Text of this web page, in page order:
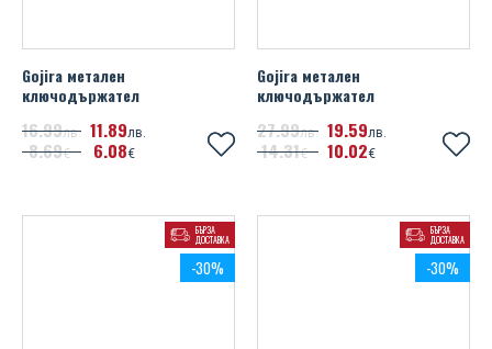
Gojira метален
ключодържател
1699лв.
869€
11 89лв.
6 08€
Gojira метален
ключодържател
2799лв.
1431€
19 59лв.
10 02€
БЪРЗА
ДОСТАВКА
-30%
БЪРЗА
ДОСТАВКА
-30%